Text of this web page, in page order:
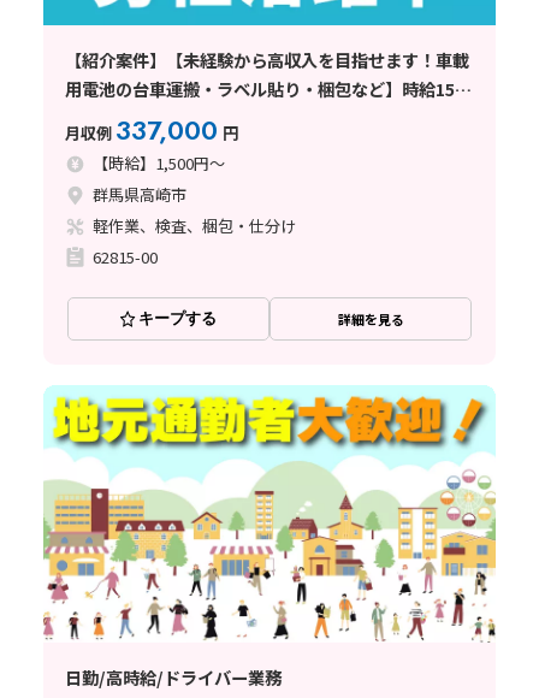
【紹介案件】【未経験から高収入を目指せます！車載
用電池の台車運搬・ラベル貼り・梱包など】時給1500
円/2交替/4勤2休・シフト制/月5万円の寮費補助あり/
月収例33.7万円以上◎
月収例 337,000 円
【時給】1,500円～
群馬県高崎市
軽作業、検査、梱包・仕分け
62815-00
キープする 詳細を見る
日勤/高時給/ドライバー業務